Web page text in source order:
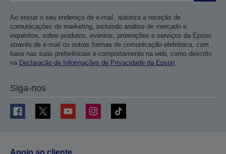
Ao enviar o seu endereço de e-mail, autoriza a receção de
comunicações de marketing, incluindo análise de mercado e
inquéritos, sobre produtos, eventos, promoções e serviços da Epson
através de e-mail ou outras formas de comunicação eletrónica, com
base nas suas preferências e comportamento na web, como descrito
na Declaração de Informações de Privacidade da Epson.
Siga-nos